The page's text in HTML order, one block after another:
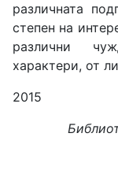
различната
степен на
различни
характери, от
2015